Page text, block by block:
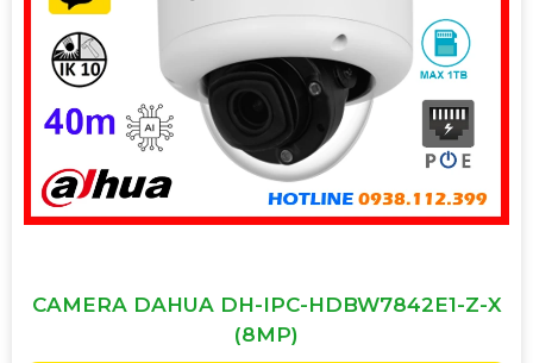
CAMERA DAHUA DH-IPC-HDBW7842E1-Z-X
(8MP)